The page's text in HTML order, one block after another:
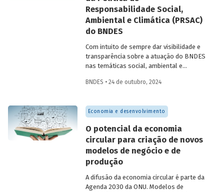
Biológica de Kunming-Montreal, em
especial aqueles estabelecidos na
Estratégia e Plano de Ação Nacional para
Responsabilidade Social,
Ambiental e Climática (PRSAC)
do BNDES
Com intuito de sempre dar visibilidade e
transparência sobre a atuação do BNDES
nas temáticas social, ambiental e
destaca ações que concretizaram as
Responsabilidade Social, Ambiental e
Climática (PRSAC) durante o ano de 2023,
desdobramentos no primeiro semestre
de 2024. O documento apresenta
iniciativas operacionais e não
operacionais realizadas pelo BNDES, bem
indicadores de efetividade da política.
BNDES • 24 de outubro, 2024
Economia e desenvolvimento
O potencial da economia
circular para criação de novos
modelos de negócio e de
produção
A difusão da economia circular é parte da
Agenda 2030 da ONU. Modelos de